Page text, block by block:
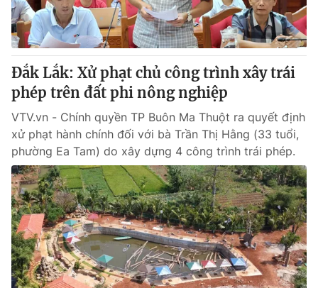
Thế giới đó đây
Câu chuyện quốc tế
Tài chính
Thị trường
Góc doanh nghiệp
Dữ liệu và đời sống
Truyền hình
Phim VTV
Hậu trường
Nhân vật
Khán giả
Giải sao mai
Giải trí
Điện ảnh
Âm nhạc
Sao
Đời sống
Du lịch
Làm đẹp
Chất lượng cuộc sống
Giáo dục
Tuyển sinh
Học trực tuyến
Công nghệ
Hitech Công nghệ tương lai
Giao lưu trực tuyến
Đắk Lắk: Xử phạt chủ công trình xây trái
phép trên đất phi nông nghiệp
VTV.vn - Chính quyền TP Buôn Ma Thuột ra quyết định
xử phạt hành chính đối với bà Trần Thị Hằng (33 tuổi,
phường Ea Tam) do xây dựng 4 công trình trái phép.